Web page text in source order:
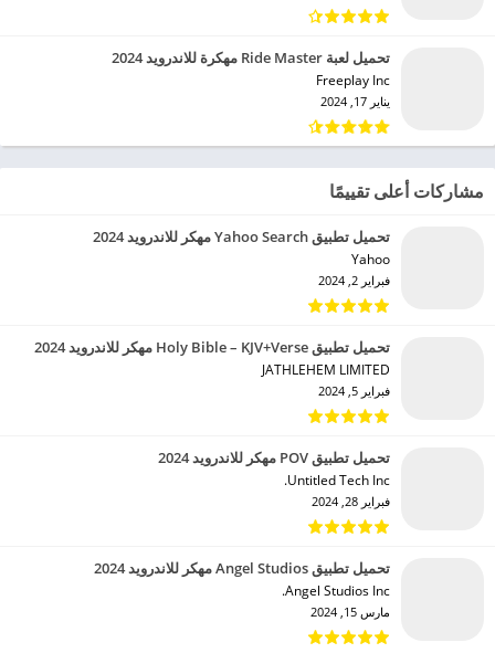
تحميل لعبة Ride Master مهكرة للاندرويد 2024
Freeplay Inc‏
يناير 17, 2024
مشاركات أعلى تقييمًا
تحميل تطبيق Yahoo Search مهكر للاندرويد 2024
Yahoo‏
فبراير 2, 2024
تحميل تطبيق Holy Bible – KJV+Verse مهكر للاندرويد 2024
JATHLEHEM LIMITED‏
فبراير 5, 2024
تحميل تطبيق POV مهكر للاندرويد 2024
Untitled Tech Inc.‏
فبراير 28, 2024
تحميل تطبيق Angel Studios مهكر للاندرويد 2024
Angel Studios Inc.‏
مارس 15, 2024